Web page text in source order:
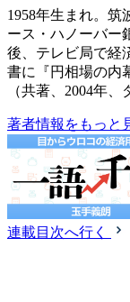
1958年生まれ。筑
ース・ハノーバー
後、テレビ局で経
書に『円相場の内
（共著、2004年
著者情報をもっと
連載目次へ行く